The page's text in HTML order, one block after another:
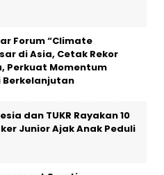
Forum “Climate
di Asia, Cetak Rekor
Perkuat Momentum
Berkelanjutan
dan TUKR Rayakan 10
Junior Ajak Anak Peduli